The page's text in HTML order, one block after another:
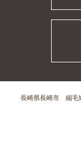
長崎県長崎市 縮毛